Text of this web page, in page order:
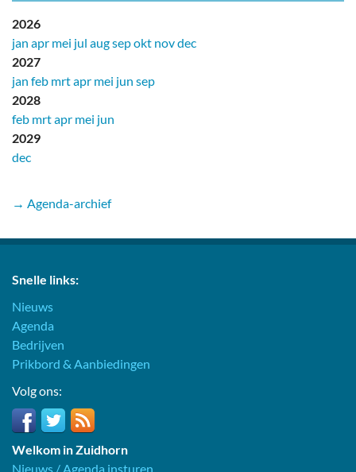
2026
jan apr mei jul augsepokt novdec
2027
jan feb mrtapr mei jun sep
2028
feb mrtapr mei jun
2029
dec
→ Agenda-archief
Snelle links:
Nieuws
Agenda
Bedrijven
Prikbord & Aanbiedingen
Volg ons:
Welkom in Zuidhorn
Nieuws / Agenda insturen